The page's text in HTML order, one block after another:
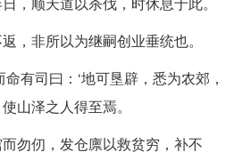
，非所以为继嗣创业垂统也。
有司曰：‘地可垦辟，悉为农郊，
山泽之人得至焉。
勿仞，发仓廪以救贫穷，补不